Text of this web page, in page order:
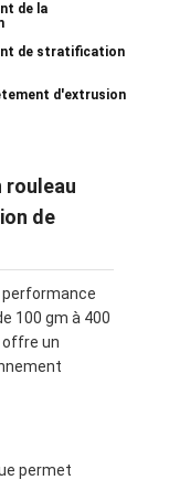
de la
de stratification
d'extrusion
rouleau
de
100 gm à 400
offre un
permet